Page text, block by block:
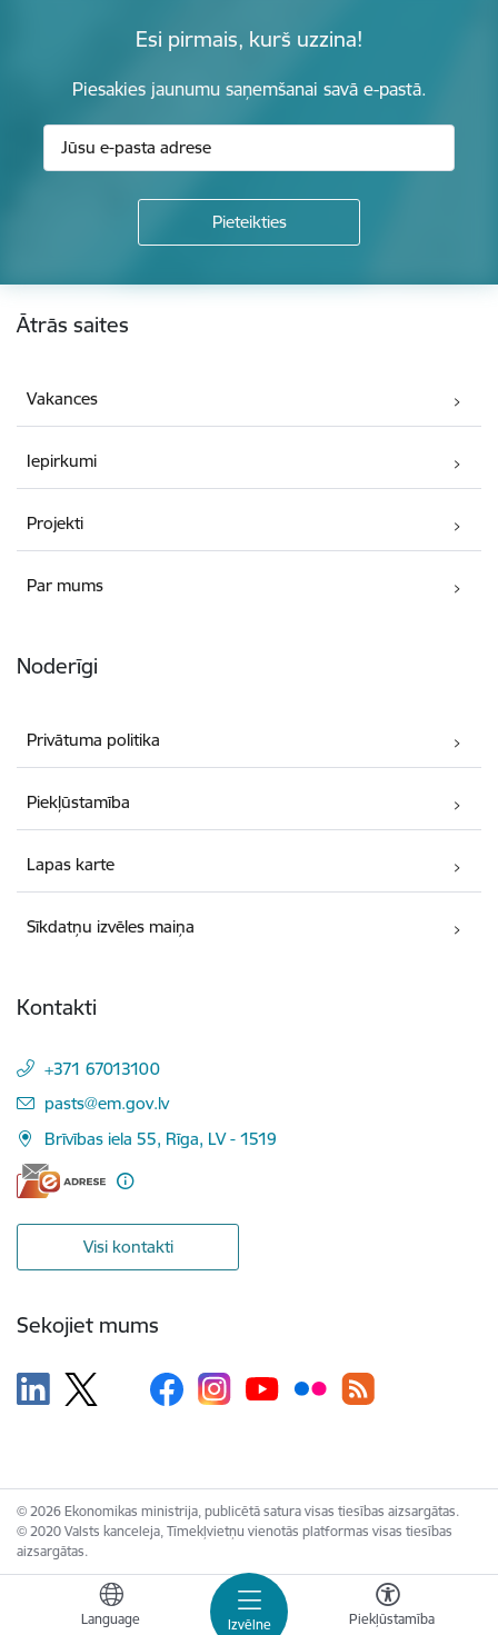
Izvēlne
Language Piekļūstamība
Esi pirmais, kurš uzzina!
Piesakies jaunumu saņemšanai savā e-pastā.
Kājene
Ātrās saites
Vakances
Iepirkumi
Projekti
Par mums
Noderīgi
Privātuma politika
Piekļūstamība
Lapas karte
Sīkdatņu izvēles maiņa
Kontakti
+371 67013100
E-pasts:
pasts@em.gov.lv
Brīvības iela 55, Rīga, LV - 1519
Visi kontakti
Sekojiet mums
© 2026 Ekonomikas ministrija, publicētā satura visas tiesības aizsargātas.
© 2020 Valsts kanceleja, Tīmekļvietņu vienotās platformas visas tiesības
aizsargātas.